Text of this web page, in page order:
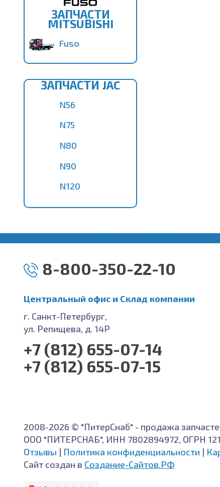
ЗАПЧАСТИ
MITSUBISHI
Fuso
ЗАПЧАСТИ JAC
N56
N75
N80
N90
N120
8-800-350-22-10
Центральный офис и Cклад компании
г. Санкт-Петербург,
ул. Репищева, д. 14Р
+7 (812) 655-07-14
+7 (812) 655-07-15
2008-2026 © "ПитерСнаб" - продажа
ООО "ПИТЕРСНАБ", ИНН 7802894972, ОГРН
Отзывы | Политика конфиденциальности |
Сайт создан в Создание-Сайтов.РФ